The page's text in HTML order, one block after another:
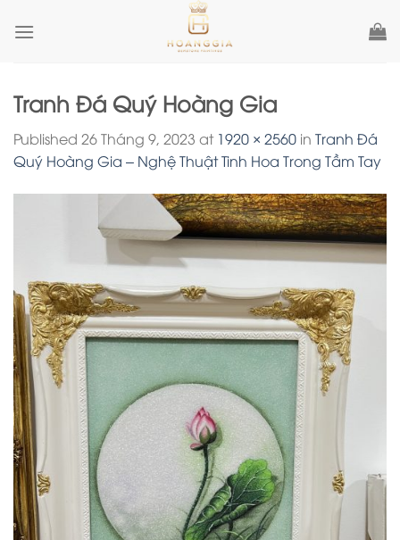
Tranh Đá Quý Hoàng Gia
Published 26 Tháng 9, 2023 at 1920 × 2560 in Tranh Đá
Quý Hoàng Gia – Nghệ Thuật Tinh Hoa Trong Tầm Tay